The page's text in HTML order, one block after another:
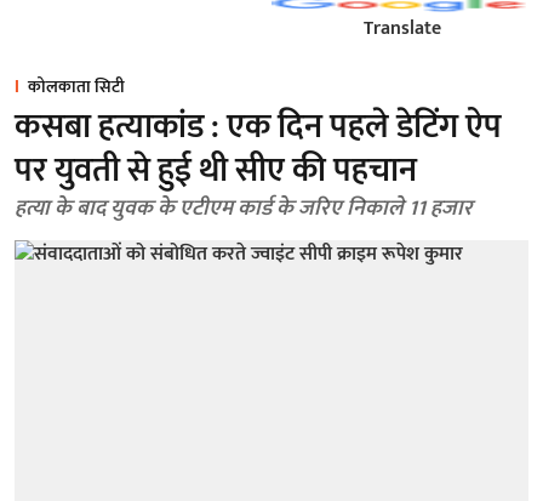
Translate
कोलकाता सिटी
कसबा हत्याकांड : एक दिन पहले डेटिंग ऐप
पर युवती से हुई थी सीए की पहचान
हत्या के बाद युवक के एटीएम कार्ड के जरिए निकाले 11 हजार